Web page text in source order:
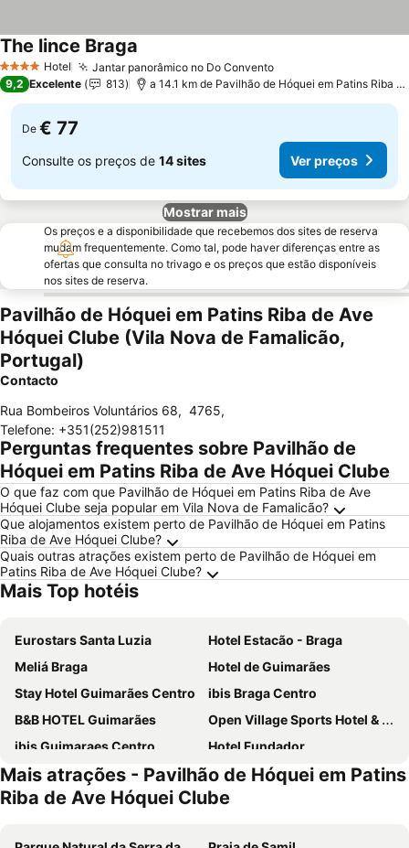
4 EstrelasHotel Jantar panorâmico no Do Convento
The lince Braga
9,2 Excelente 813 a 14.1 km de Pavilhão de Hóquei em Patins Riba de Ave Hóquei Clube
De € 77
Consulte os preços de 14 sites Ver preços
Mostrar mais
Os preços e a disponibilidade que recebemos dos sites de reserva
mudam frequentemente. Como tal, pode haver diferenças entre as
ofertas que consulta no trivago e os preços que estão disponíveis
nos sites de reserva.
Pavilhão de Hóquei em Patins Riba de Ave
Hóquei Clube (Vila Nova de Famalicão,
Portugal)
Contacto
Rua Bombeiros Voluntários 68, 4765,
Telefone: +351(252)981511
Perguntas frequentes sobre Pavilhão de
Hóquei em Patins Riba de Ave Hóquei Clube
O que faz com que Pavilhão de Hóquei em Patins Riba de Ave
Hóquei Clube seja popular em Vila Nova de Famalicão?
Que alojamentos existem perto de Pavilhão de Hóquei em Patins
Riba de Ave Hóquei Clube?
Quais outras atrações existem perto de Pavilhão de Hóquei em
Patins Riba de Ave Hóquei Clube?
Mais Top hotéis
Eurostars Santa Luzia
Hotel Estacão - Braga
Meliá Braga
Hotel de Guimarães
Stay Hotel Guimarães Centro
ibis Braga Centro
B&B HOTEL Guimarães
Open Village Sports Hotel & Spa Club
ibis Guimaraes Centro
Hotel Fundador
Vila Gale Collection Braga
ibis budget Braga Centro
Templo Hotel & SPA
Innside By Melia Braga Centro
Mais atrações - Pavilhão de Hóquei em Patins
Riba de Ave Hóquei Clube